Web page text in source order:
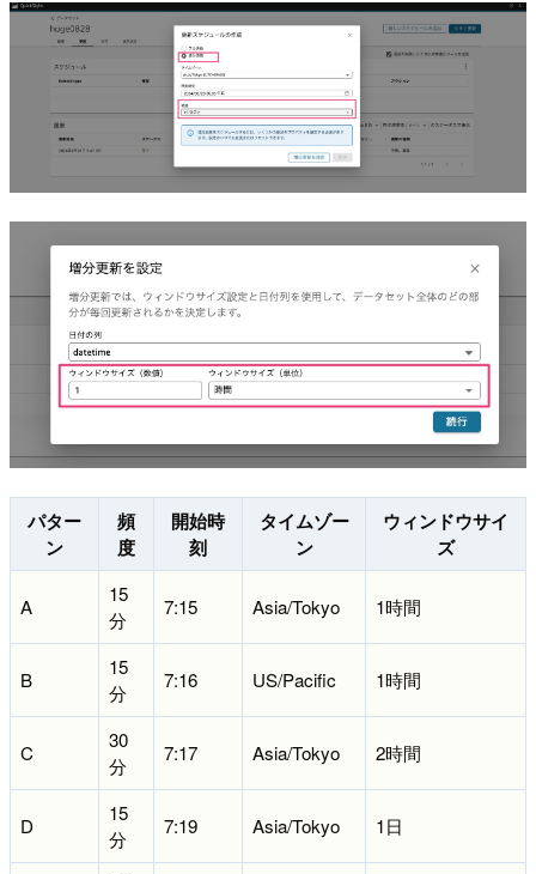
パター
ン
頻
度
開始時
刻
タイムゾー
ン
ウィンドウサイ
ズ
A
15
分
7:15 Asia/Tokyo 1時間
B
15
分
7:16 US/Pacific 1時間
C
30
分
7:17 Asia/Tokyo 2時間
D
15
分
7:19 Asia/Tokyo 1日